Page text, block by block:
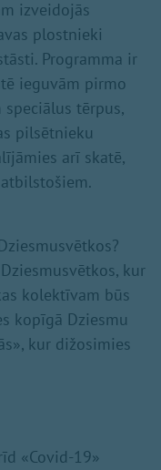
izveidojās
plostnieki
Programma ir
ieguvām pirmo
speciālus tērpus,
pilsētnieku
arī skatē,
kur
kolektīvam būs
kopīgā Dziesmu
kur dižosimies
«Covid-19»